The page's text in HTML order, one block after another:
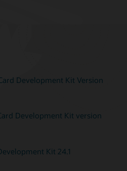
Development Kit Version
Development Kit version
Kit 24.1